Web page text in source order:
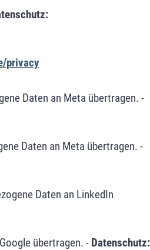
privacy
Daten an Meta übertragen. -
Daten an Meta übertragen. -
Daten an LinkedIn
übertragen. - Datenschutz: